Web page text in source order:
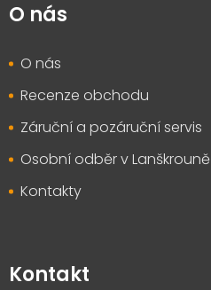
O nás
O nás
Recenze obchodu
Záruční a pozáruční servis
Osobní odběr v Lanškrouně
Kontakty
Kontakt